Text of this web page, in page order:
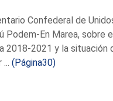
Confederal de
Podem-En Marea, sobre
2018-2021 y la situación
...(Página30)